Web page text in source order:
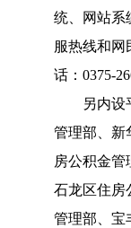
统、网站系
服热线和网
话：0375-
另内设
管理部、 新
房公积金管
石龙区住房
管理部、 宝